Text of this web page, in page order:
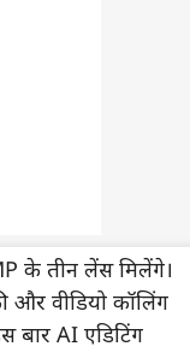
के तीन लेंस मिलेंगे।
और वीडियो कॉलिंग
बार AI एडिटिंग